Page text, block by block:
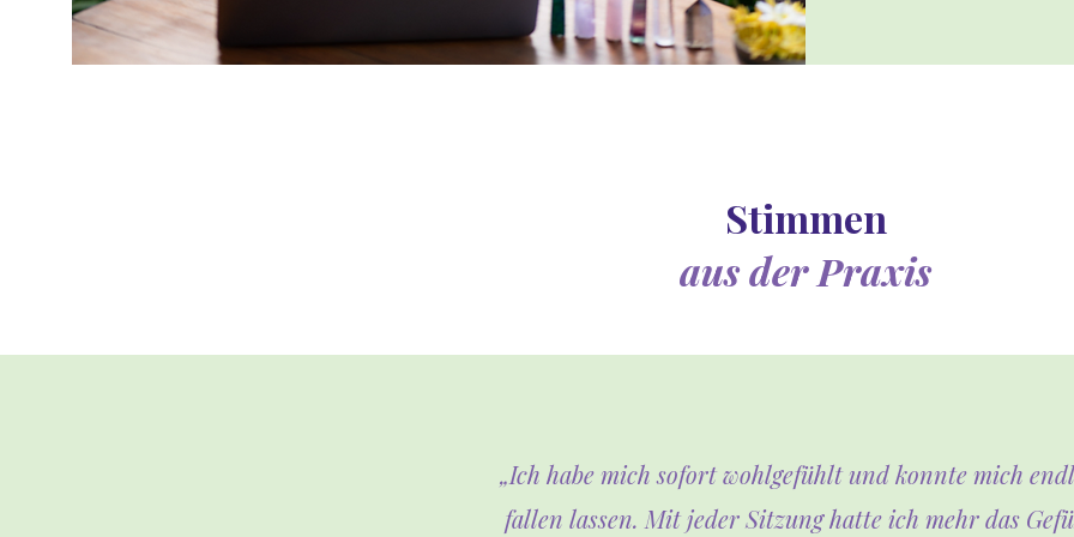
Stimmen
aus der Praxis
„Ich habe mich sofort wohlgefühlt und konnte mich
fallen lassen. Mit jeder Sitzung hatte ich mehr das